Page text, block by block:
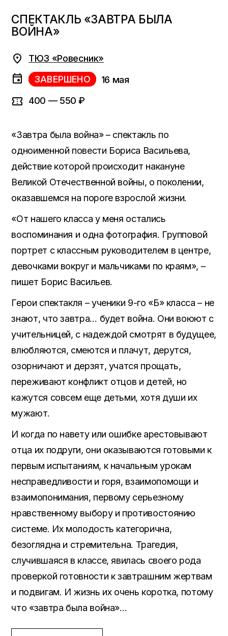
СПЕКТАКЛЬ «ЗАВТРА БЫЛА
ВОЙНА»
ТЮЗ «Ровесник»
ЗАВЕРШЕНО
16 мая
400 — 550 ₽
«Завтра была война» – спектакль по
одноименной повести Бориса Васильева,
действие которой происходит накануне
Великой Отечественной войны, о поколении,
оказавшемся на пороге взрослой жизни.
«От нашего класса у меня остались
воспоминания и одна фотография. Групповой
портрет с классным руководителем в центре,
девочками вокруг и мальчиками по краям», –
пишет Борис Васильев.
Герои спектакля – ученики 9-го «Б» класса – не
знают, что завтра… будет война. Они воюют с
учительницей, с надеждой смотрят в будущее,
влюбляются, смеются и плачут, дерутся,
озорничают и дерзят, учатся прощать,
переживают конфликт отцов и детей, но
кажутся совсем еще детьми, хотя души их
мужают.
И когда по навету или ошибке арестовывают
отца их подруги, они оказываются готовыми к
первым испытаниям, к начальным урокам
несправедливости и горя, взаимопомощи и
взаимопонимания, первому серьезному
нравственному выбору и противостоянию
системе. Их молодость категорична,
безоглядна и стремительна. Трагедия,
случившаяся в классе, явилась своего рода
проверкой готовности к завтрашним жертвам
и подвигам. И жизнь их очень коротка, потому
что «завтра была война»…